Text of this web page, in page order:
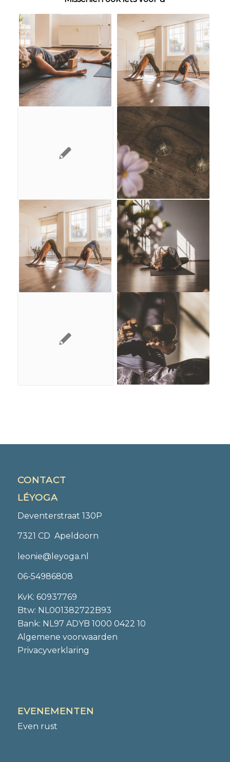
CONTACT
LÉYOGA
Deventerstraat 130P
7321 CD Apeldoorn
leonie@leyoga.nl
06-54986808
KvK: 60937769
Btw: NL001382722B93
Bank: NL97 ADYB 1000 0422 10
Algemene voorwaarden
Privacyverklaring
EVENEMENTEN
Even rust